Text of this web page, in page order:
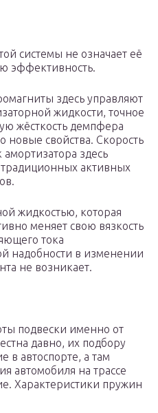
системы не означает её
эффективность.
здесь управляют
жидкости, точное
жёсткость демпфера
новые свойства. Скорость
здесь
активных
жидкостью, которая
меняет свою вязкость
тока
надобности в изменении
не возникает.
подвески именно от
давно, их подбору
в автоспорте, а там
автомобиля на трассе
Характеристики пружин